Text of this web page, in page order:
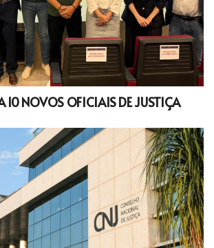
10 NOVOS OFICIAIS DE JUSTIÇA